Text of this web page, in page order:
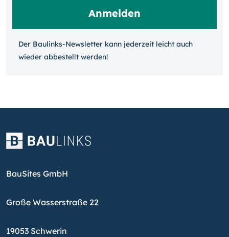
Der Baulinks-Newsletter kann jeder­zeit leicht auch
wieder ab­bestellt werden!
BauSites GmbH
Große Wasserstraße 22
19053 Schwerin